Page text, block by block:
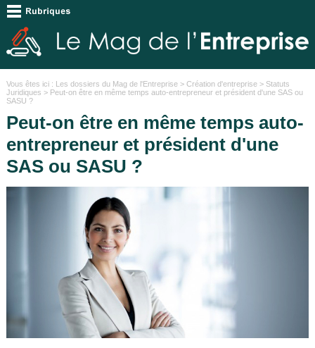
Vous êtes ici : Les dossiers du Mag de l'Entreprise> Création d'entreprise> Statuts
Juridiques > Peut-on être en même temps auto-entrepreneur et président d'une SAS ou
SASU ?
Peut-on être en même temps auto-
entrepreneur et président d'une
SAS ou SASU ?